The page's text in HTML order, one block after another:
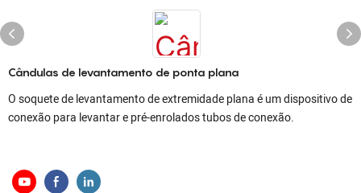
Cândulas de levantamento de ponta plana
O soquete de levantamento de extremidade plana é um dispositivo de
conexão para levantar e pré-enrolados tubos de conexão.